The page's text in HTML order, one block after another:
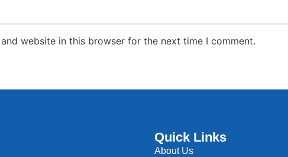
and website in this browser for the next time I comment.
Quick Links
About Us